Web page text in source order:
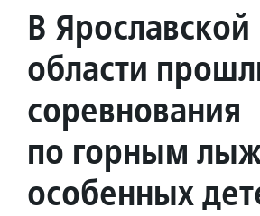
В Ярославской
области
соревнования
по горным
особенных